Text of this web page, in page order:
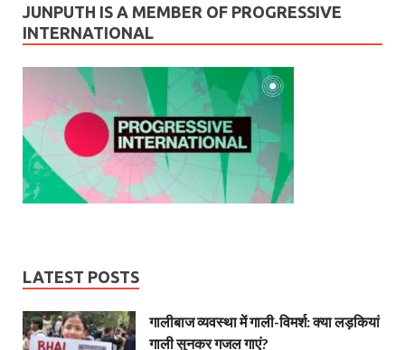
JUNPUTH IS A MEMBER OF PROGRESSIVE
INTERNATIONAL
LATEST POSTS
गालीबाज व्‍यवस्‍था में गाली-विमर्श: क्या लड़कियां
गाली सुनकर गजल गाएं?